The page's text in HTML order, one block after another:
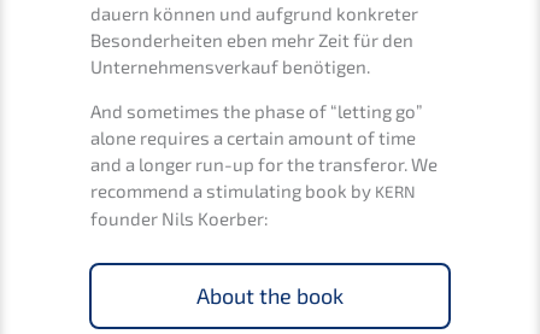
dauern können und aufgrund konkre­ter
Beson­der­hei­ten eben mehr Zeit für den
Unter­nehmens­verkauf benötigen.
And someti­mes the phase of “letting go”
alone requi­res a certain amount of time
and a longer run-up for the trans­fer­or. We
recom­mend a stimu­la­ting book by KERN
founder Nils Koerber:
About the book